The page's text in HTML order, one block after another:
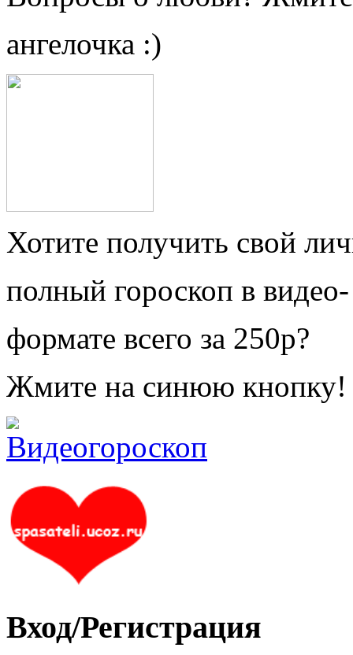
ангелочка :)
Хотите получить свой
полный гороскоп в видео-
формате всего за 250р?
Жмите на синюю кнопку!
Вход/Регистрация